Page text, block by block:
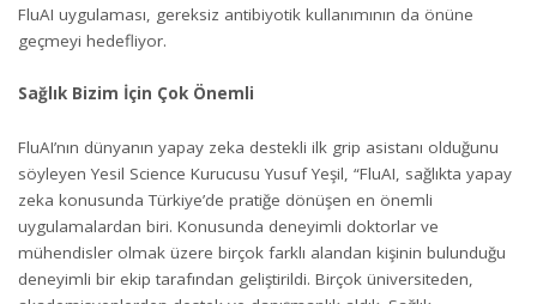
FluAI uygulaması, gereksiz antibiyotik kullanımının da önüne
geçmeyi hedefliyor.
Sağlık Bizim İçin Çok Önemli
FluAI’nın dünyanın yapay zeka destekli ilk grip asistanı olduğunu
söyleyen Yesil Science Kurucusu Yusuf Yeşil, “FluAI, sağlıkta yapay
zeka konusunda Türkiye’de pratiğe dönüşen en önemli
uygulamalardan biri. Konusunda deneyimli doktorlar ve
mühendisler olmak üzere birçok farklı alandan kişinin bulunduğu
deneyimli bir ekip tarafından geliştirildi. Birçok üniversiteden,